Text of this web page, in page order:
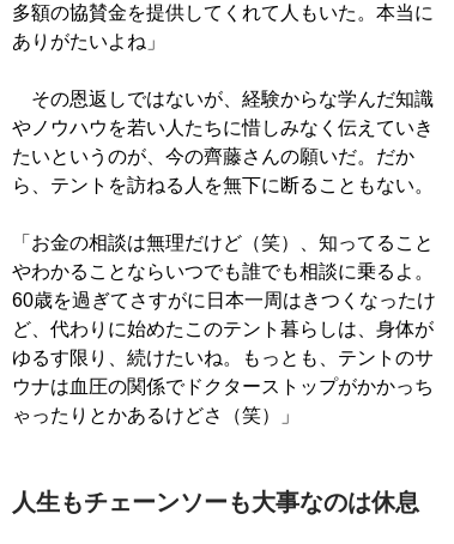
多額の協賛金を提供してくれて人もいた。本当に
ありがたいよね」
その恩返しではないが、経験からな学んだ知識
やノウハウを若い人たちに惜しみなく伝えていき
たいというのが、今の齊藤さんの願いだ。だか
ら、テントを訪ねる人を無下に断ることもない。
「お金の相談は無理だけど（笑）、知ってること
やわかることならいつでも誰でも相談に乗るよ。
60歳を過ぎてさすがに日本一周はきつくなったけ
ど、代わりに始めたこのテント暮らしは、身体が
ゆるす限り、続けたいね。もっとも、テントのサ
ウナは血圧の関係でドクターストップがかかっち
ゃったりとかあるけどさ（笑）」
人生もチェーンソーも大事なのは休息